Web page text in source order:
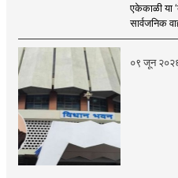
एकेकाळी या
सार्वजनिक
०९ जून